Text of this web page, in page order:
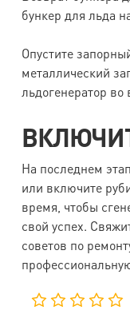
бункер для льда
Опустите
металлический
льдогенератор
На последнем
или включите
время, чтобы
свой успех.
советов по